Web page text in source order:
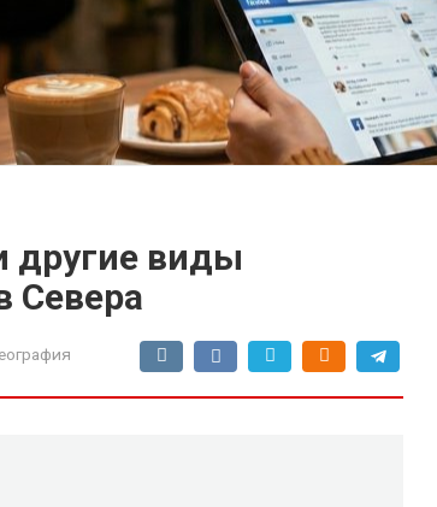
другие виды
Севера